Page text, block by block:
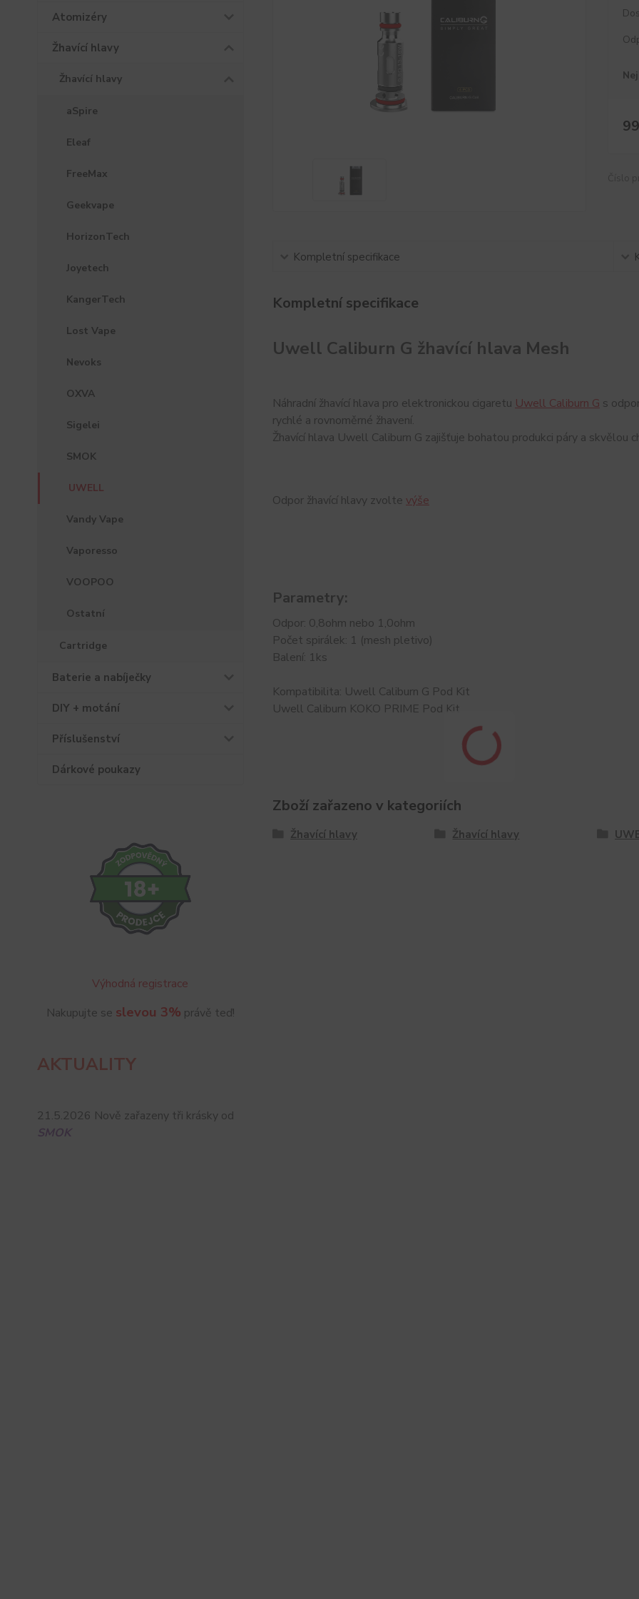
Atomizéry
Žhavící hlavy
Žhavící hlavy
aSpire
Eleaf
FreeMax
Geekvape
HorizonTech
Joyetech
KangerTech
Lost Vape
Nevoks
OXVA
Sigelei
SMOK
UWELL
Vandy Vape
Vaporesso
VOOPOO
Ostatní
Cartridge
Baterie a nabíječky
DIY + motání
Příslušenství
Dárkové poukazy
Výhodná registrace
Nakupujte se slevou 3% právě teď!
AKTUALITY
21.5.2026 Nově zařazeny tři krásky od
SMOK
Kompletní specifikace
Kompletní specifikace
Uwell Caliburn G žhavící hlava Mesh
Náhradní žhavící hlava pro elektronickou cigaretu Uwell Caliburn Gs
rychlé a rovnoměrné žhavení.
Žhavící hlava Uwell Caliburn G zajišťuje bohatou produkci páry a skvělou
Odpor žhavící hlavy zvolte výše
Parametry:
Odpor: 0,8ohm nebo 1,0ohm
Počet spirálek: 1 (mesh pletivo)
Balení: 1ks
Kompatibilita: Uwell Caliburn G Pod Kit
Uwell Caliburn KOKO PRIME Pod Kit
Zboží zařazeno v kategoriích
Žhavící hlavy Žhavící hlavy